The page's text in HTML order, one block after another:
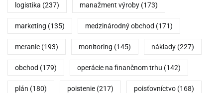
logistika (237) manažment výroby (173)
marketing (135) medzinárodný obchod (171)
meranie (193) monitoring (145) náklady (227)
obchod (179) operácie na finančnom trhu (142)
plán (180) poistenie (217) poisťovníctvo (168)